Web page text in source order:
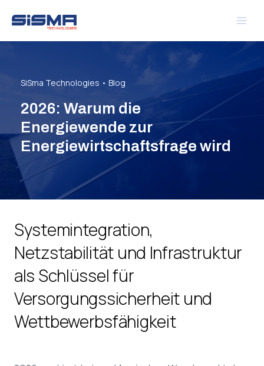
Inhalt
SiSma Technologies • Blog
2026: Warum die
Energiewende zur
Energiewirtschaftsfrage wird
Systemintegration,
Netzstabilität und Infrastruktur
als Schlüssel für
Versorgungssicherheit und
Wettbewerbsfähigkeit